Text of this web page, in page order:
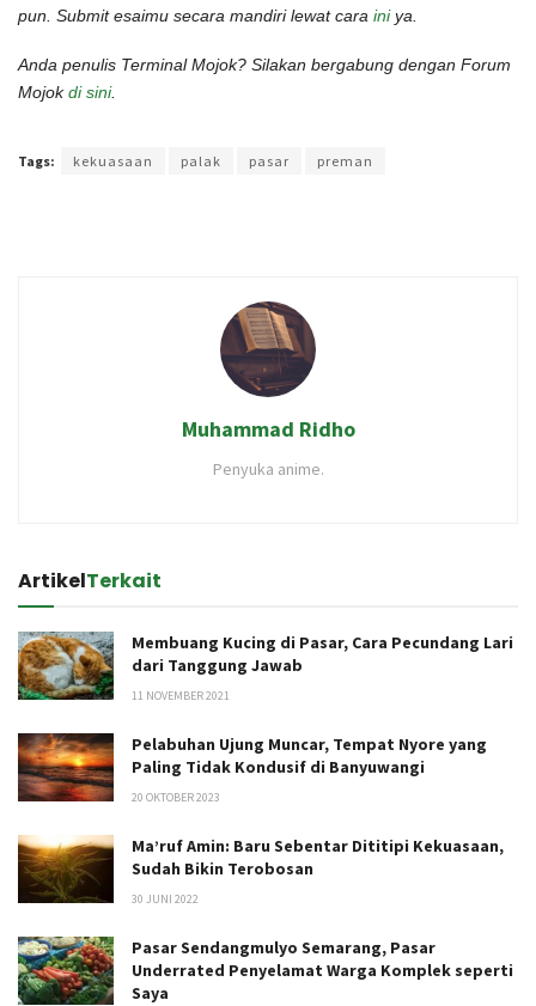
pun. Submit esaimu secara mandiri lewat cara iniya.
Anda penulis Terminal Mojok? Silakan bergabung dengan Forum
Mojokdi sini.
Tags: kekuasaan palak pasar preman
Muhammad Ridho
Penyuka anime.
ArtikelTerkait
Membuang Kucing di Pasar, Cara Pecundang Lari
dari Tanggung Jawab
11 NOVEMBER 2021
Pelabuhan Ujung Muncar, Tempat Nyore yang
Paling Tidak Kondusif di Banyuwangi
20 OKTOBER 2023
Ma’ruf Amin: Baru Sebentar Dititipi Kekuasaan,
Sudah Bikin Terobosan
30 JUNI 2022
Pasar Sendangmulyo Semarang, Pasar
Underrated Penyelamat Warga Komplek seperti
Saya